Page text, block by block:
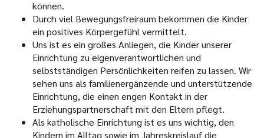
können.
Durch viel Bewegungsfreiraum bekommen die Kinder
ein positives Körpergefühl vermittelt.
Uns ist es ein großes Anliegen, die Kinder unserer
Einrichtung zu eigenverantwortlichen und
selbstständigen Persönlichkeiten reifen zu lassen. Wir
sehen uns als familienergänzende und unterstützende
Einrichtung, die einen engen Kontakt in der
Erziehungspartnerschaft mit den Eltern pflegt.
Als katholische Einrichtung ist es uns wichtig, den
Kindern im Alltag sowie im Jahreskreislauf die